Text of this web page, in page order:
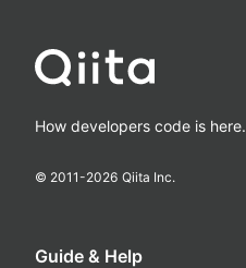
How developers code is here.
© 2011-2026 Qiita Inc.
Guide & Help